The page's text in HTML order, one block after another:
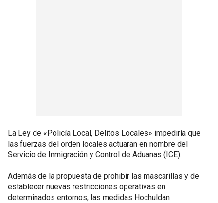
La Ley de «Policía Local, Delitos Locales» impediría que
las fuerzas del orden locales actuaran en nombre del
Servicio de Inmigración y Control de Aduanas (ICE).
Además de la propuesta de prohibir las mascarillas y de
establecer nuevas restricciones operativas en
determinados entornos, las medidas Hochuldan